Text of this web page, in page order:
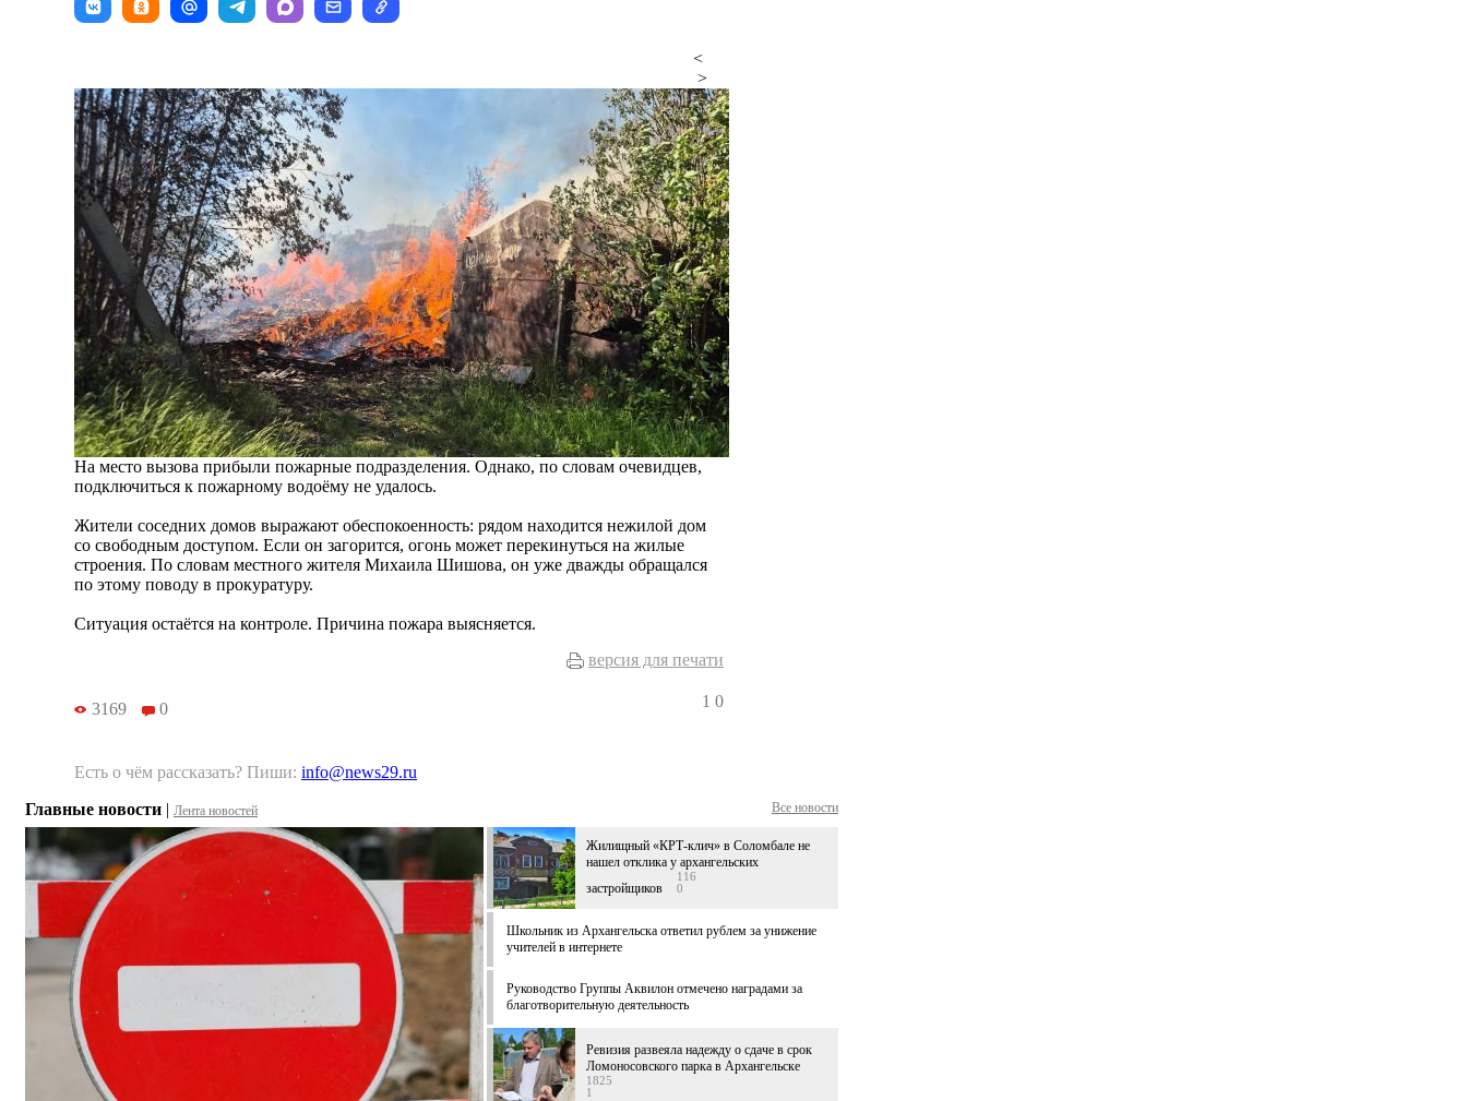
<
>
На место вызова прибыли пожарные подразделения. Однако, по словам очевидцев,
подключиться к пожарному водоёму не удалось.
Жители соседних домов выражают обеспокоенность: рядом находится нежилой дом
со свободным доступом. Если он загорится, огонь может перекинуться на жилые
строения. По словам местного жителя Михаила Шишова, он уже дважды обращался
по этому поводу в прокуратуру.
Ситуация остаётся на контроле. Причина пожара выясняется.
версия для печати
3169 0 1 0
Есть о чём рассказать? Пиши: info@news29.ru
Главные новости | Лента новостей Все новости
Жилищный «КРТ-клич» в Соломбале не
нашел отклика у архангельских
застройщиков
116
0
Школьник из Архангельска ответил рублем за унижение
учителей в интернете
Руководство Группы Аквилон отмечено наградами за
благотворительную деятельность
Ревизия развеяла надежду о сдаче в срок
Ломоносовского парка в Архангельске
1825
1